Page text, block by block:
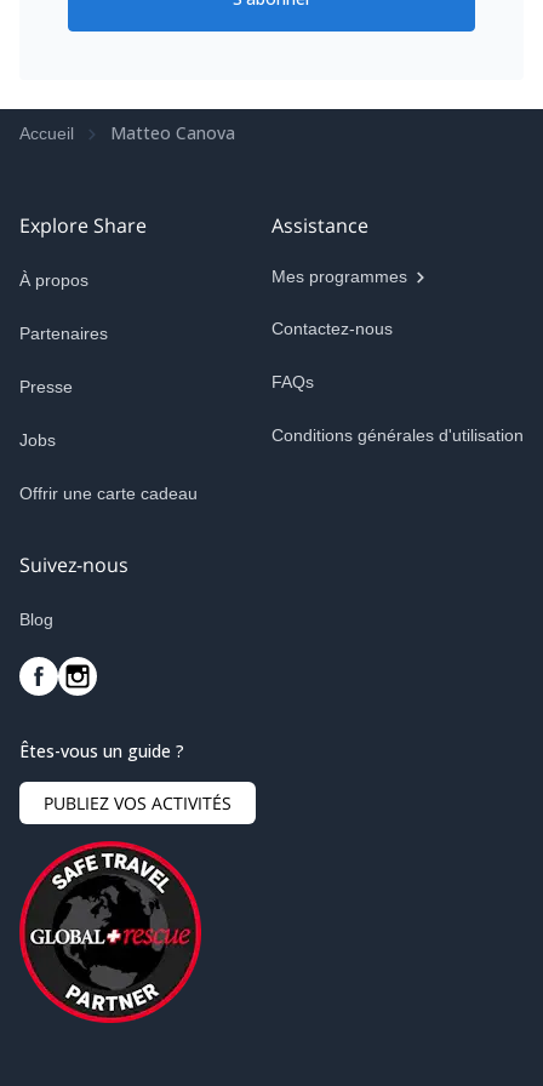
Accueil Matteo Canova
Explore Share
À propos
Partenaires
Presse
Jobs
Offrir une carte cadeau
Assistance
Mes programmes
Contactez-nous
FAQs
Conditions générales d'utilisation
Suivez-nous
Blog
Êtes-vous un guide ?
PUBLIEZ VOS ACTIVITÉS